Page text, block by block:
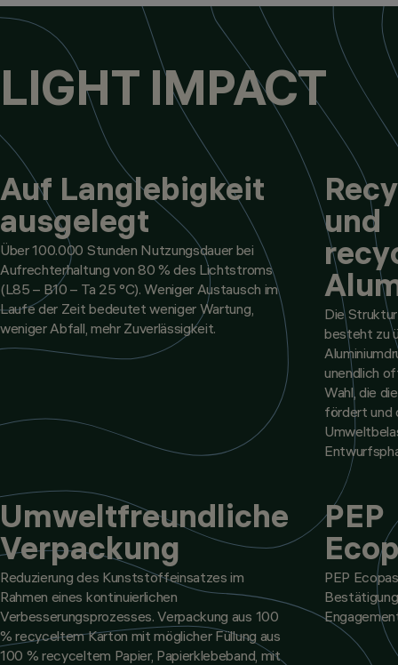
LIGHT IMPACT
Auf Langlebigkeit
ausgelegt
Über 100.000 Stunden Nutzungsdauer bei
Aufrechterhaltung von 80 % des Lichtstroms
(L85 – B10 – Ta 25 °C). Weniger Austausch im
Laufe der Zeit bedeutet weniger Wartung,
weniger Abfall, mehr Zuverlässigkeit.
und
Die
besteht zu
unendlich
Wahl, die
fördert und
Umweltfreundliche
Verpackung
Reduzierung des Kunststoffeinsatzes im
Rahmen eines kontinuierlichen
Verbesserungsprozesses. Verpackung aus 100
% recyceltem Karton mit möglicher Füllung aus
100 % recyceltem Papier, Papierklebeband, mit
PEP
PEP